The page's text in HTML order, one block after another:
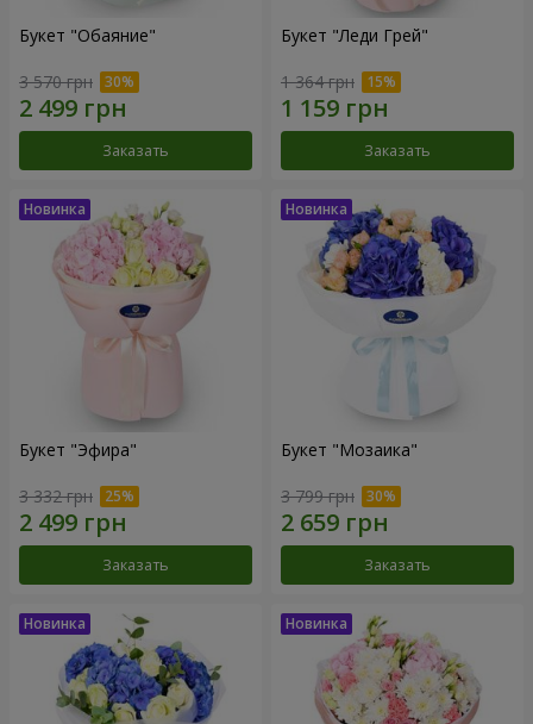
Букет "Обаяние"
3 570 грн
Заказать
Букет "Леди Грей"
1 364 грн
Заказать
Букет "Эфира"
3 332 грн
Заказать
Букет "Мозаика"
3 799 грн
Заказать